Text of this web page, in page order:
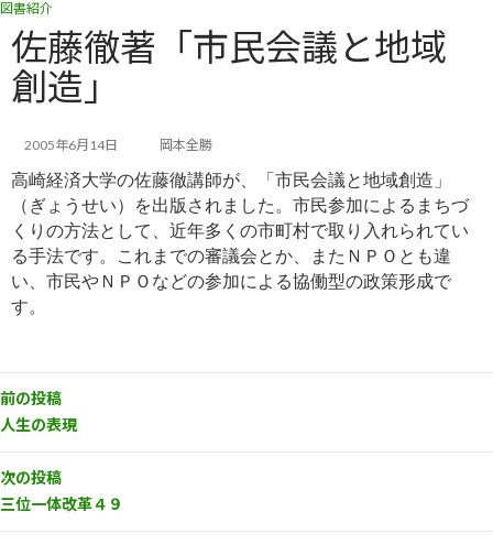
コ
ン
ツ
ッ
ナ
ー
シ
移
図書紹介
佐藤徹著「市民会議と地域
創造」
2005年6月14日 岡本全勝
高崎経済大学の佐藤徹講師が、「市民会議と地域創造」
（ぎょうせい）を出版されました。市民参加によるまちづ
くりの方法として、近年多くの市町村で取り入れられてい
る手法です。これまでの審議会とか、またＮＰＯとも違
い、市民やＮＰ Ｏなどの参加による協働型の政策形成で
す。
前の投稿
人生の表現
次の投稿
三位一体改革４９